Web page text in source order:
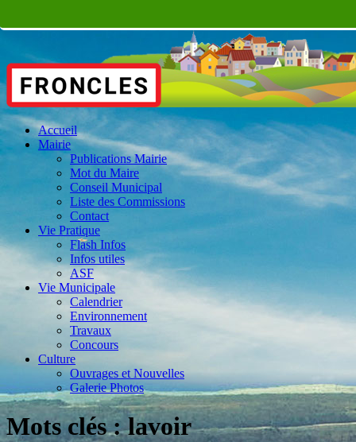
Accueil
Mairie
Publications Mairie
Mot du Maire
Conseil Municipal
Liste des Commissions
Contact
Vie Pratique
Flash Infos
Infos utiles
ASF
Vie Municipale
Calendrier
Environnement
Travaux
Concours
Culture
Ouvrages et Nouvelles
Galerie Photos
Mots clés : lavoir